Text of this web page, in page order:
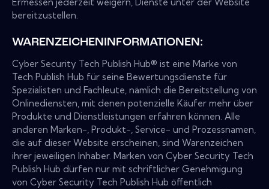
bereitzustellen.
WARENZEICHENINFORMATIONEN:
Cyber Security Tech Publish Hub® ist eine Marke von
Tech Publish Hub für seine Bewertungsdienste für
Spezialisten und Fachleute, nämlich die Bereitstellung von
Onlinediensten, mit denen potenzielle Käufer mehr über
Produkte und Dienstleistungen erfahren können. Alle
anderen Marken-, Produkt-, Service- und Prozessnamen,
die auf dieser Website erscheinen, sind Warenzeichen
ihrer jeweiligen Inhaber. Marken von Cyber Security Tech
Publish Hub dürfen nur mit schriftlicher Genehmigung
von Cyber Security Tech Publish Hub öffentlich